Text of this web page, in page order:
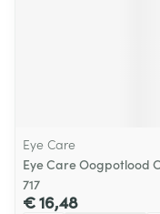
Eye Care
Eye Care Oogpotlood
717
€ 16,48